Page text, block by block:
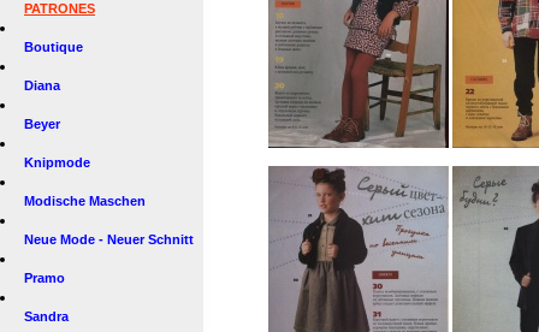
PATRONES
Boutique
Diana
Beyer
Knipmode
Modische Maschen
Neue Mode - Neuer Schnitt
Pramo
Sandra